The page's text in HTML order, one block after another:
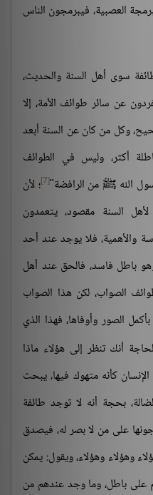
العصبية، فيبرمجون الناس
سوى أهل السنة والحديث،
عن سائر طوائف الأمة، إلا
وكل من كان عن السنة أبعد
أكثر، وليس في الطوائف
الله ﷺ من الرافضة"[7] ؛ لأن
السنة مقصود، يتعمدون
والأهمية، فلا يوجد عند أحد
باطل فاسد، فالحق عند أهل
الصواب، لكن هذا الصواب
الصور وأوفاها، فهذا الذي
أنك تنظر إلى هؤلاء ماذا
كأنه متهوك فيها، يبحث
بحجة أنه لا توجد طائفة
على من لا بصر له، فيصدق
وهؤلاء وهؤلاء، ويقول: يمكن
على باطل، وما وجد عندهم من